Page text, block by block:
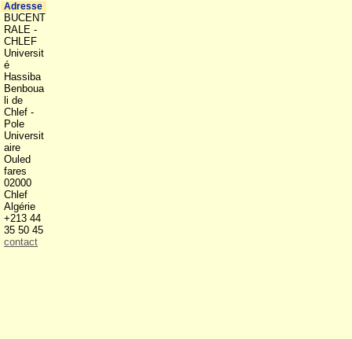
Adresse
BUCENT
RALE -
CHLEF
Universit
é
Hassiba
Benboua
li de
Chlef -
Pole
Universit
aire
Ouled
fares
02000
Chlef
Algérie
+213 44
35 50 45
contact